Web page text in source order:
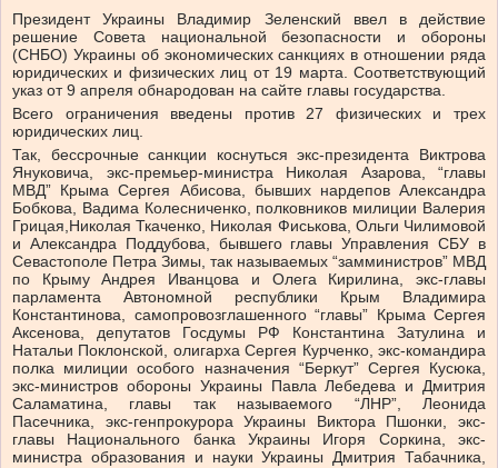
Президент Украины Владимир Зеленский ввел в действие
решение Совета национальной безопасности и обороны
(СНБО) Украины об экономических санкциях в отношении ряда
юридических и физических лиц от 19 марта. Соответствующий
указ от 9 апреля обнародован на сайте главы государства.
Всего ограничения введены против 27 физических и трех
юридических лиц.
Так, бессрочные санкции коснуться экс-президента Виктрова
Януковича, экс-премьер-министра Николая Азарова, “главы
МВД” Крыма Сергея Абисова, бывших нардепов Александра
Бобкова, Вадима Колесниченко, полковников милиции Валерия
Грицая,Николая Ткаченко, Николая Фиськова, Ольги Чилимовой
и Александра Поддубова, бывшего главы Управления СБУ в
Севастополе Петра Зимы, так называемых “замминистров” МВД
по Крыму Андрея Иванцова и Олега Кирилина, экс-главы
парламента Автономной республики Крым Владимира
Константинова, самопровозглашенного “главы” Крыма Сергея
Аксенова, депутатов Госдумы РФ Константина Затулина и
Натальи Поклонской, олигарха Сергея Курченко, экс-командира
полка милиции особого назначения “Беркут” Сергея Кусюка,
экс-министров обороны Украины Павла Лебедева и Дмитрия
Саламатина, главы так называемого “ЛНР”, Леонида
Пасечника, экс-генпрокурора Украины Виктора Пшонки, экс-
главы Национального банка Украины Игоря Соркина, экс-
министра образования и науки Украины Дмитрия Табачника,